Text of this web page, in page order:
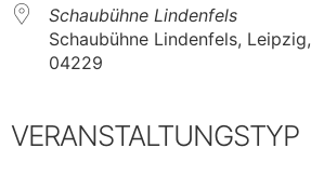
Schaubühne Lindenfels
Schaubühne Lindenfels, Leipzig,
04229
VERANSTALTUNGSTYP